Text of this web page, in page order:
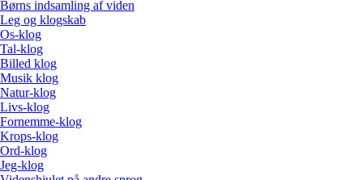
Børns indsamling af viden
Leg og klogskab
Os-klog
Tal-klog
Billed klog
Musik klog
Natur-klog
Livs-klog
Fornemme-klog
Krops-klog
Ord-klog
Jeg-klog